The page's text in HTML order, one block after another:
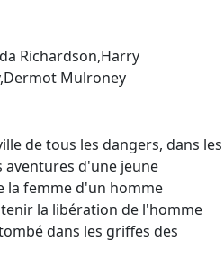
Richardson,Harry
Mulroney
de tous les dangers, dans les
aventures d'une jeune
la femme d'un homme
la libération de l'homme
dans les griffes des